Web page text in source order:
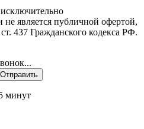
является публичной офертой,
437 Гражданского кодекса РФ.
Отправить
минут